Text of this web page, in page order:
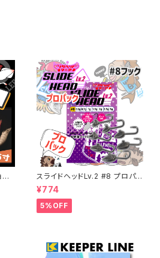
スライドヘッドLv.2 #8 プロパッ
ク 各ウエイト【JigHeadMani
a】
¥774
5%OFF